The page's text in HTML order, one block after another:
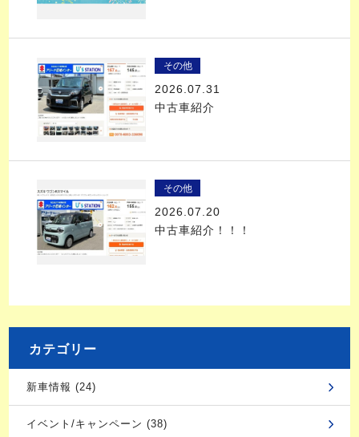
その他
2026.07.31
中古車紹介
その他
2026.07.20
中古車紹介！！！
カテゴリー
新車情報 (24)
イベント/キャンペーン (38)